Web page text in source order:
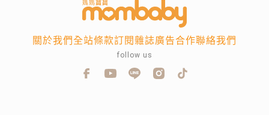
關於我們全站條款訂閱雜誌廣告合作聯絡我們
follow us